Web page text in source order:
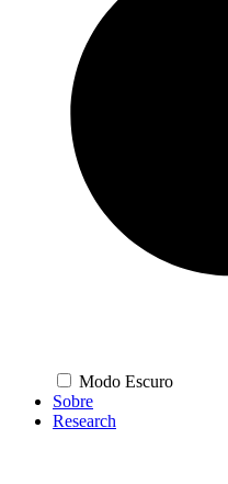
Modo Escuro
Sobre
Research